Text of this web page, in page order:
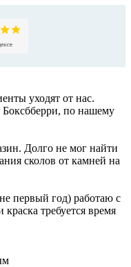
уходят от нас.
Боксбберри, по нашему
Долго не мог найти
сколов от камней на
первый год) работаю с
требуется время